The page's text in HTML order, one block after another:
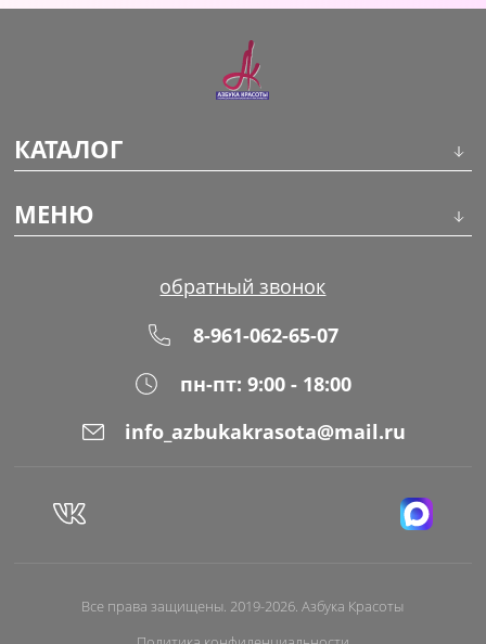
КАТАЛОГ
Макияж
МЕНЮ
Оплата
обратный звонок
8-961-062-65-07
пн-пт: 9:00 - 18:00
info_azbukakrasota@mail.ru
Все права защищены. 2019-2026. Азбука Красоты